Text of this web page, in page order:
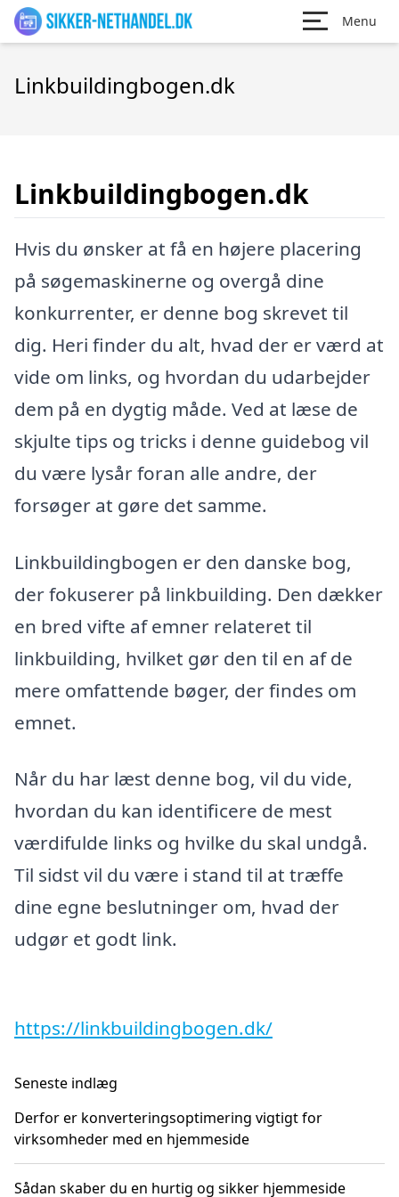
Menu
Linkbuildingbogen.dk
Linkbuildingbogen.dk
Hvis du ønsker at få en højere placering
på søgemaskinerne og overgå dine
konkurrenter, er denne bog skrevet til
dig. Heri finder du alt, hvad der er værd at
vide om links, og hvordan du udarbejder
dem på en dygtig måde. Ved at læse de
skjulte tips og tricks i denne guidebog vil
du være lysår foran alle andre, der
forsøger at gøre det samme.
Linkbuildingbogen er den danske bog,
der fokuserer på linkbuilding. Den dækker
en bred vifte af emner relateret til
linkbuilding, hvilket gør den til en af de
mere omfattende bøger, der findes om
emnet.
Når du har læst denne bog, vil du vide,
hvordan du kan identificere de mest
værdifulde links og hvilke du skal undgå.
Til sidst vil du være i stand til at træffe
dine egne beslutninger om, hvad der
udgør et godt link.
https://linkbuildingbogen.dk/
Seneste indlæg
Derfor er konverteringsoptimering vigtigt for
virksomheder med en hjemmeside
Sådan skaber du en hurtig og sikker hjemmeside